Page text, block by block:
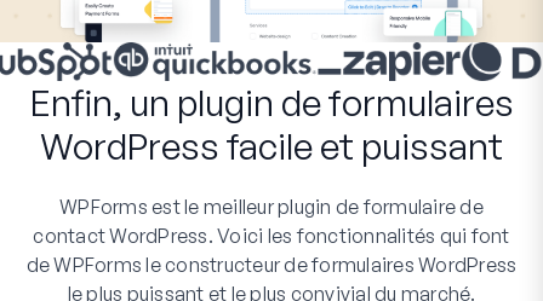
Enfin, un plugin de formulaires
WordPress facile et puissant
WPForms est le meilleur plugin de formulaire de
contact WordPress. Voici les fonctionnalités qui font
de WPForms le constructeur de formulaires WordPress
le plus puissant et le plus convivial du marché.